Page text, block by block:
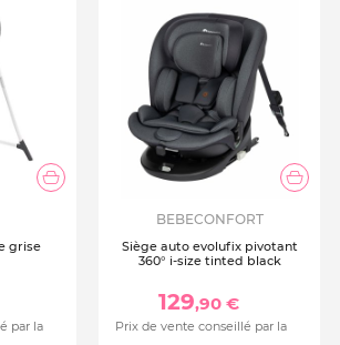
grise
par la
BEBECONFORT
Siège auto evolufix pivotant
360° i-size tinted black
129,90 €
Prix de vente conseillé par la